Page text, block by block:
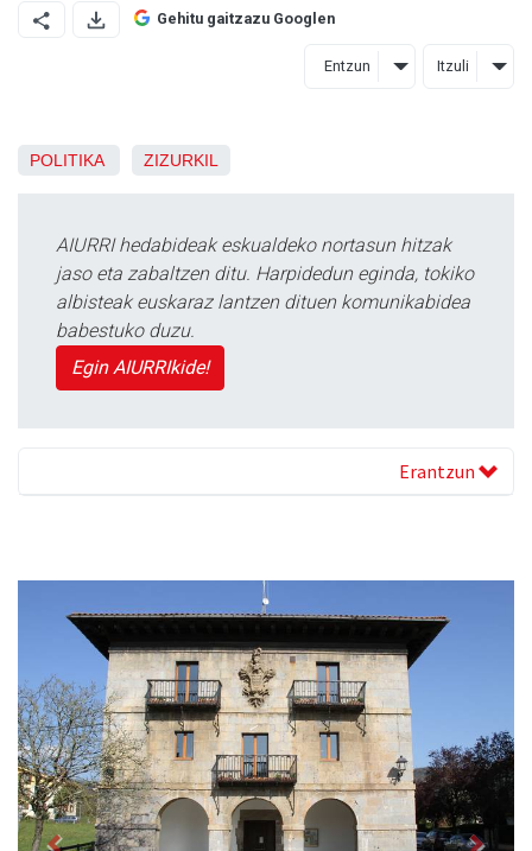
Gehitu gaitzazu Googlen
Entzun Itzuli
POLITIKA ZIZURKIL
AIURRI hedabideak eskualdeko nortasun hitzak
jaso eta zabaltzen ditu. Harpidedun eginda, tokiko
albisteak euskaraz lantzen dituen komunikabidea
babestuko duzu.
Egin AIURRIkide!
Erantzun